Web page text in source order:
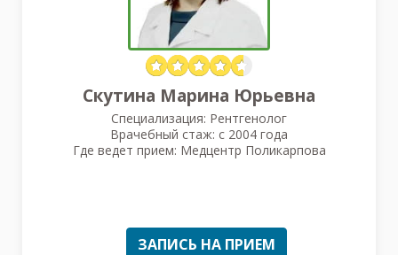
Скутина Марина Юрьевна
Специализация: Рентгенолог
Врачебный стаж: с 2004 года
Где ведет прием: Медцентр Поликарпова
ЗАПИСЬ НА ПРИЕМ